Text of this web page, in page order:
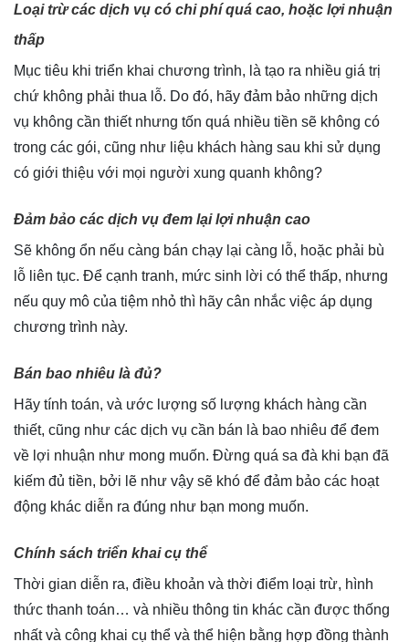
Loại trừ các dịch vụ có chi phí quá cao, hoặc lợi nhuận
thấp
Mục tiêu khi triển khai chương trình, là tạo ra nhiều giá trị
chứ không phải thua lỗ. Do đó, hãy đảm bảo những dịch
vụ không cần thiết nhưng tốn quá nhiều tiền sẽ không có
trong các gói, cũng như liệu khách hàng sau khi sử dụng
có giới thiệu với mọi người xung quanh không?
Đảm bảo các dịch vụ đem lại lợi nhuận cao
Sẽ không ổn nếu càng bán chạy lại càng lỗ, hoặc phải bù
lỗ liên tục. Để cạnh tranh, mức sinh lời có thể thấp, nhưng
nếu quy mô của tiệm nhỏ thì hãy cân nhắc việc áp dụng
chương trình này.
Bán bao nhiêu là đủ?
Hãy tính toán, và ước lượng số lượng khách hàng cần
thiết, cũng như các dịch vụ cần bán là bao nhiêu để đem
về lợi nhuận như mong muốn. Đừng quá sa đà khi bạn đã
kiếm đủ tiền, bởi lẽ như vậy sẽ khó để đảm bảo các hoạt
động khác diễn ra đúng như bạn mong muốn.
Chính sách triển khai cụ thể
Thời gian diễn ra, điều khoản và thời điểm loại trừ, hình
thức thanh toán… và nhiều thông tin khác cần được thống
nhất và công khai cụ thể và thể hiện bằng hợp đồng thành